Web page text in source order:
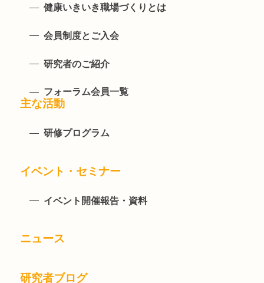
健康いきいき職場づくりとは
会員制度とご入会
研究者のご紹介
フォーラム会員一覧
主な活動
研修プログラム
イベント・セミナー
イベント開催報告・資料
ニュース
研究者ブログ